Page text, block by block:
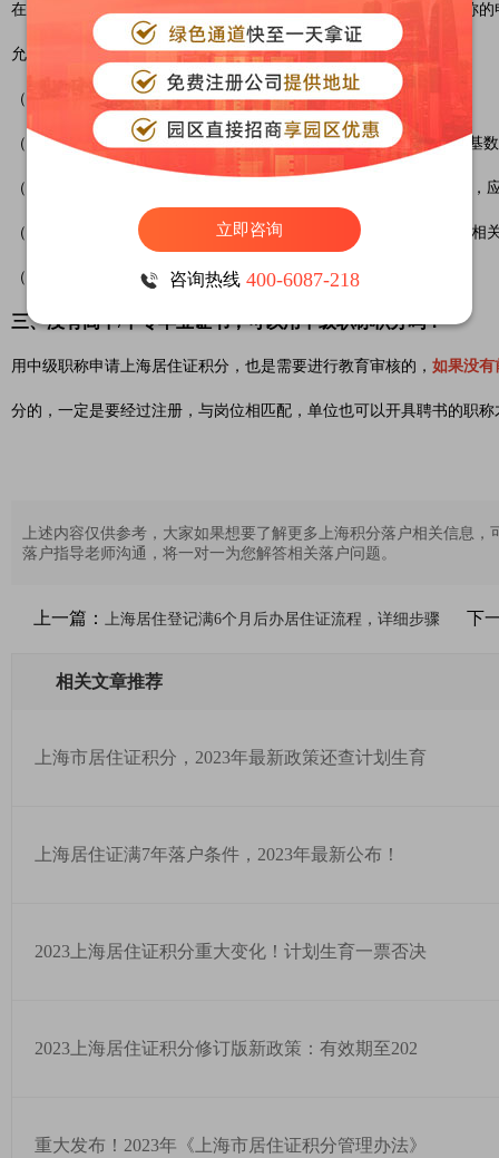
在上海居住证积分的申请中，都会强调合理性，获得中级、高级职称
允许用职称申请积分的。一般要求：
（1）中级职称的申请者，需要匹配最近6个月满足1倍的社保基数；
（2）高级职称的申请者，需要匹配最近6个月满足1.5倍左右的社保基
（3）材料准备不齐通过考试取得的职称或专业技术类职业资格证书，
（4）通过评审取得的职称，应有评审表（无需提供，但档案中应有相
（5）如果材料不齐全，不予以接受申请。
三、没有高中/中专毕业证书，可以用中级职称积分吗？
用中级职称申请上海居住证积分，也是需要进行教育审核的， 如果没有
分的，一定是要经过注册，与岗位相匹配，单位也可以开具聘书的职
上述内容仅供参考，大家如果想要了解更多上海积分落户相关信息
落户指导老师沟通，将一对一为您解答相关落户问题。
上一篇： 上海居住登记满6个月后办居住证流程，详细步骤 下
相关文章推荐
上海市居住证积分，2023年最新政策还查计划生育
上海居住证满7年落户条件，2023年最新公布！
2023上海居住证积分重大变化！计划生育一票否决
2023上海居住证积分修订版新政策：有效期至202
重大发布！2023年《上海市居住证积分管理办法》
立即咨询
咨询热线 400-6087-218